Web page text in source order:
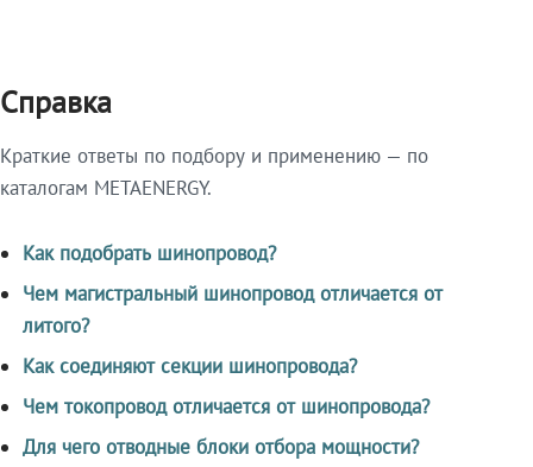
Справка
Краткие ответы по подбору и применению — по
каталогам METAENERGY.
Как подобрать шинопровод?
Чем магистральный шинопровод отличается от
литого?
Как соединяют секции шинопровода?
Чем токопровод отличается от шинопровода?
Для чего отводные блоки отбора мощности?